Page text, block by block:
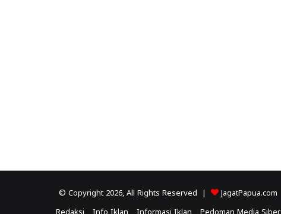
© Copyright 2026, All Rights Reserved | JagatPapua.com
Redaksi Info Iklan Informasi Iklan Pedoman Media Siber